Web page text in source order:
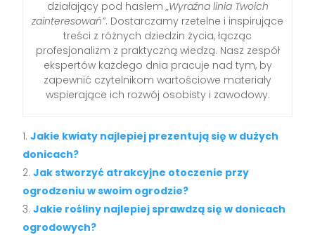
działający pod hasłem „Wyraźna linia Twoich
zainteresowań”. Dostarczamy rzetelne i inspirujące
treści z różnych dziedzin życia, łącząc
profesjonalizm z praktyczną wiedzą. Nasz zespół
ekspertów każdego dnia pracuje nad tym, by
zapewnić czytelnikom wartościowe materiały
wspierające ich rozwój osobisty i zawodowy.
Jakie kwiaty najlepiej prezentują się w dużych
donicach?
Jak stworzyć atrakcyjne otoczenie przy
ogrodzeniu w swoim ogrodzie?
Jakie rośliny najlepiej sprawdzą się w donicach
ogrodowych?